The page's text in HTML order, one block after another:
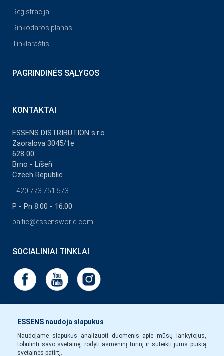
ESSENS naudoja slapukus
Naudojame slapukus analizuoti duomenis apie mūsų lankytojus,
tobulinti savo svetainę, rodyti asmeninį turinį ir suteikti jums puikią
svetainės patirtį.
Registracija
Rinkodaros planas
Tinklaraštis
PAGRINDINĖS SĄLYGOS
KONTAKTAI
ESSENS DISTRIBUTION s.r.o.
Zaoralova 3045/1e
628 00
Brno - Líšeň
Czech Republic
+420 773 751 573
P - Pn 8:00 - 16:00
baltic@essensworld.com
SOCIALINIAI TINKLAI